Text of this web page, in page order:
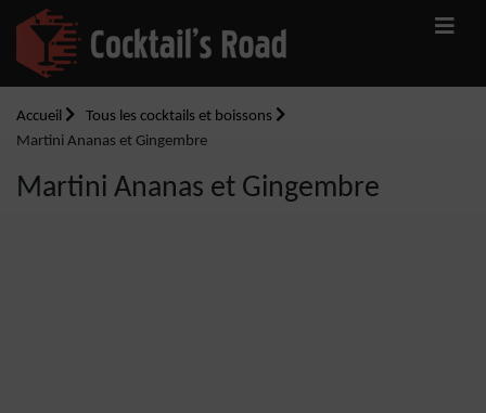
Accueil
Tous les cocktails et boissons
Martini Ananas et Gingembre
Martini Ananas et Gingembre